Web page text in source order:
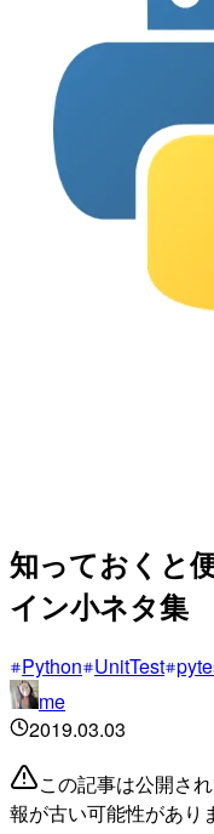
知っておくと
イン小ネタ集
Python UnitTest
me
2019.03.03
この記事は公開さ
報が古い可能性があり